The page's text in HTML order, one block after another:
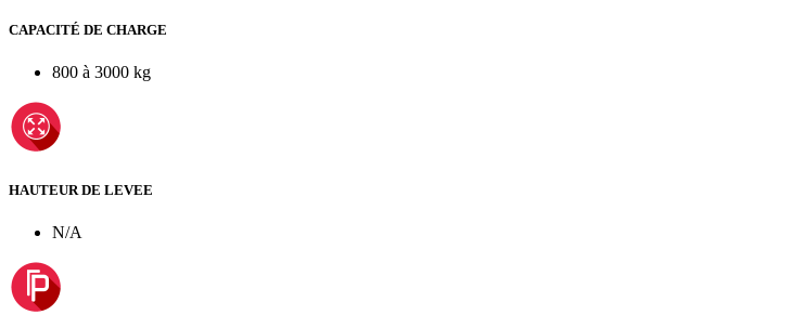
CAPACITÉ DE CHARGE
800 à 3000 kg
HAUTEUR DE LEVEE
N/A